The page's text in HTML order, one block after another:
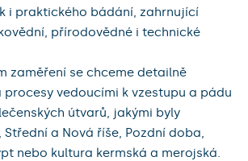
i praktického bádání, zahrnující
přírodovědné i technické
zaměření se chceme detailně
vedoucími k vzestupu a pádu
útvarů, jakými byly
a Nová říše, Pozdní doba,
nebo kultura kermská a merojská.